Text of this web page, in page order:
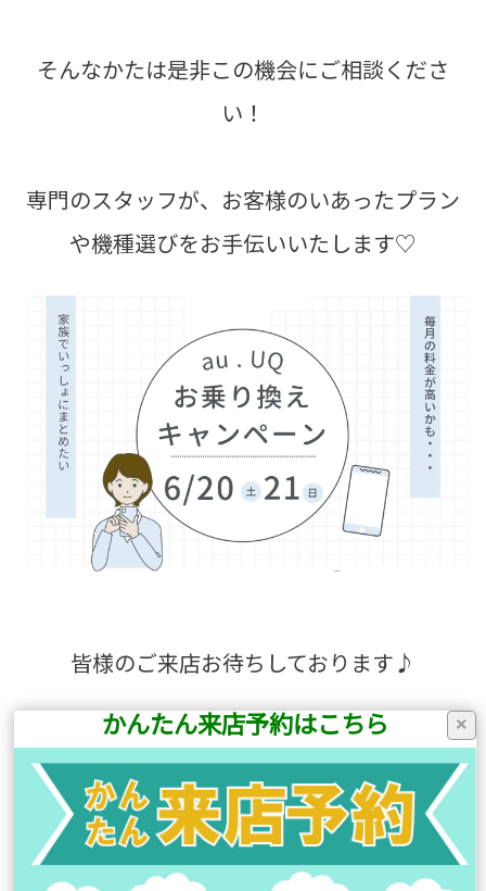
そんなかたは是非この機会にご相談くださ
い！
専門のスタッフが、お客様のいあったプラン
や機種選びをお手伝いいたします♡
皆様のご来店お待ちしております♪
前の記事へ
店舗ブログ一覧に戻る
次の記事へ
×
かんたん来店予約はこちら